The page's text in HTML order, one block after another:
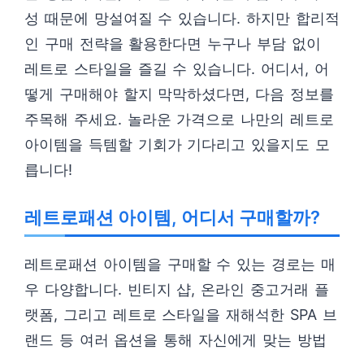
성 때문에 망설여질 수 있습니다. 하지만 합리적
인 구매 전략을 활용한다면 누구나 부담 없이
레트로 스타일을 즐길 수 있습니다. 어디서, 어
떻게 구매해야 할지 막막하셨다면, 다음 정보를
주목해 주세요. 놀라운 가격으로 나만의 레트로
아이템을 득템할 기회가 기다리고 있을지도 모
릅니다!
레트로패션 아이템, 어디서 구매할까?
레트로패션 아이템을 구매할 수 있는 경로는 매
우 다양합니다. 빈티지 샵, 온라인 중고거래 플
랫폼, 그리고 레트로 스타일을 재해석한 SPA 브
랜드 등 여러 옵션을 통해 자신에게 맞는 방법